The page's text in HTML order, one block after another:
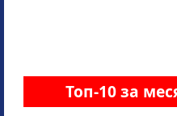
Топ-10 за